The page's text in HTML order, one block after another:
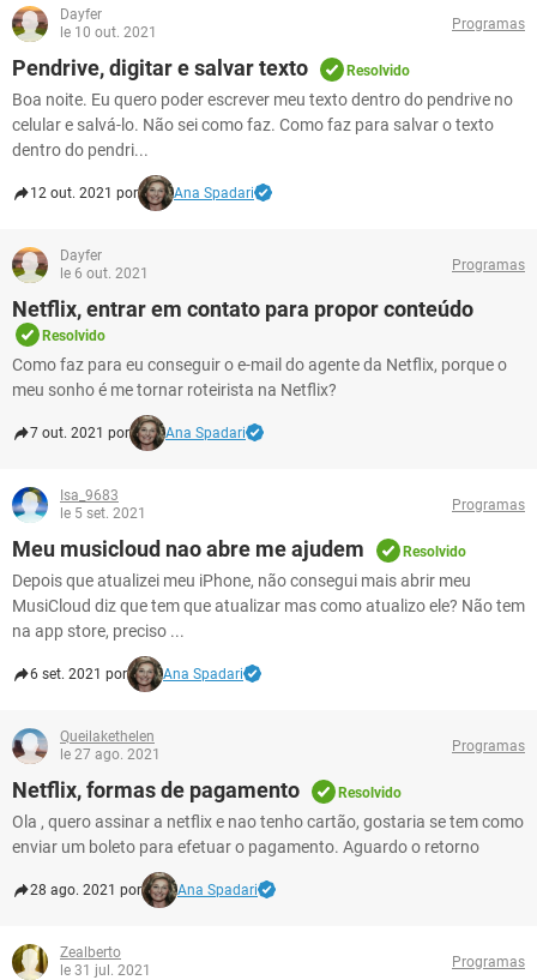
Dayfer
le 10 out. 2021
Programas
Pendrive, digitar e salvar texto Resolvido
Boa noite. Eu quero poder escrever meu texto dentro do pendrive no
celular e salvá-lo. Não sei como faz. Como faz para salvar o texto
dentro do pendri...
12 out. 2021 por Ana Spadari
Dayfer
le 6 out. 2021
Programas
Netflix, entrar em contato para propor conteúdo
Resolvido
Como faz para eu conseguir o e-mail do agente da Netflix, porque o
meu sonho é me tornar roteirista na Netflix?
7 out. 2021 por Ana Spadari
Isa_9683
le 5 set. 2021
Programas
Meu musicloud nao abre me ajudem Resolvido
Depois que atualizei meu iPhone, não consegui mais abrir meu
MusiCloud diz que tem que atualizar mas como atualizo ele? Não tem
na app store, preciso ...
6 set. 2021 por Ana Spadari
Queilakethelen
le 27 ago. 2021
Programas
Netflix, formas de pagamento Resolvido
Ola , quero assinar a netflix e nao tenho cartão, gostaria se tem como
enviar um boleto para efetuar o pagamento. Aguardo o retorno
28 ago. 2021 por Ana Spadari
Zealberto
le 31 jul. 2021
Programas